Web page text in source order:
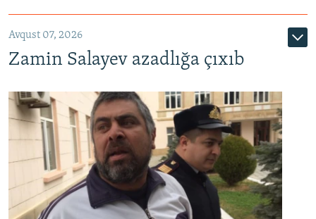
Avqust 07, 2026
Zamin Salayev azadlığa çıxıb